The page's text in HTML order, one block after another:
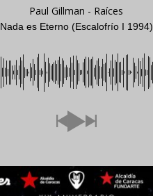
Paul Gillman - Raíces
Nada es Eterno (Escalofrío I 1994)